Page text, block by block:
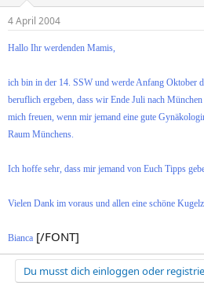
e
r
t
a
4 April 2004
Hallo Ihr werdenden Mamis,
ich bin in der 14. SSW und werde Anfang Oktober
beruflich ergeben, dass wir Ende Juli nach
mich freuen, wenn mir jemand eine gute
Raum Münchens.
Ich hoffe sehr, dass mir jemand von Euch Tipps
Vielen Dank im voraus und allen eine schöne
Bianca [/FONT]
Du musst dich einloggen oder